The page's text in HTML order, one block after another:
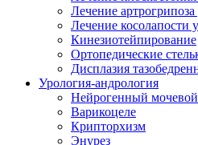
Лечение артрогрипоза
Лечение косолапости
Кинезиотейпирование
Ортопедические
Дисплазия
Урология-андрология
Нейрогенный мочевой
Варикоцеле
Крипторхизм
Энурез